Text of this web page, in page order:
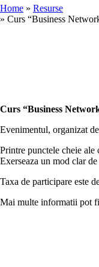
Home » Resurse
» Curs “Business
Curs “Business
Evenimentul, organizat
Printre punctele cheie ale
Exerseaza un mod clar
Taxa de participare este
Mai multe informatii pot